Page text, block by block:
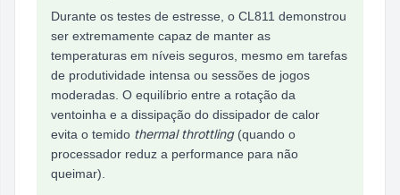
Durante os testes de estresse, o CL811 demonstrou
ser extremamente capaz de manter as
temperaturas em níveis seguros, mesmo em tarefas
de produtividade intensa ou sessões de jogos
moderadas. O equilíbrio entre a rotação da
ventoinha e a dissipação do dissipador de calor
evita o temido thermal throttling(quando o
processador reduz a performance para não
queimar).